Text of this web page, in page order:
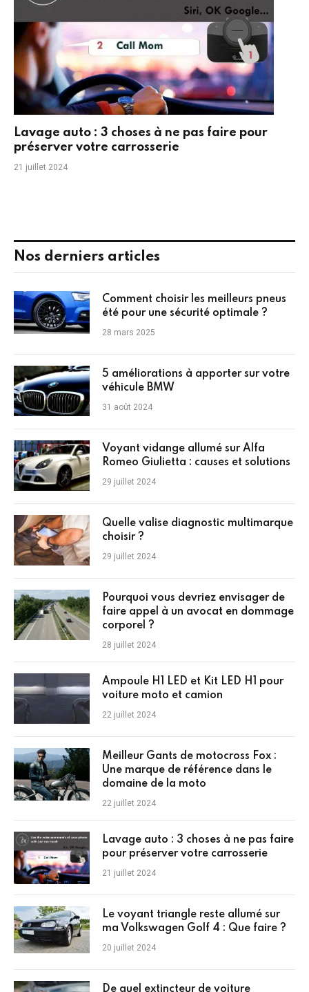
Lavage auto : 3 choses à ne pas faire pour
préserver votre carrosserie
21 juillet 2024
Nos derniers articles
Comment choisir les meilleurs pneus
été pour une sécurité optimale ?
28 mars 2025
5 améliorations à apporter sur votre
véhicule BMW
31 août 2024
Voyant vidange allumé sur Alfa
Romeo Giulietta : causes et solutions
29 juillet 2024
Quelle valise diagnostic multimarque
choisir ?
29 juillet 2024
Pourquoi vous devriez envisager de
faire appel à un avocat en dommage
corporel ?
28 juillet 2024
Ampoule H1 LED et Kit LED H1 pour
voiture moto et camion
22 juillet 2024
Meilleur Gants de motocross Fox :
Une marque de référence dans le
domaine de la moto
22 juillet 2024
Lavage auto : 3 choses à ne pas faire
pour préserver votre carrosserie
21 juillet 2024
Le voyant triangle reste allumé sur
ma Volkswagen Golf 4 : Que faire ?
20 juillet 2024
De quel extincteur de voiture